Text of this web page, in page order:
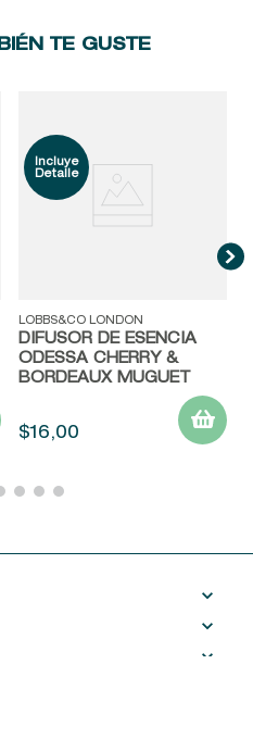
TE GUSTE
LOBBS&CO LONDON
DIFUSOR DE ESENCIA
ODESSA CHERRY &
BORDEAUX MUGUET
$16,00